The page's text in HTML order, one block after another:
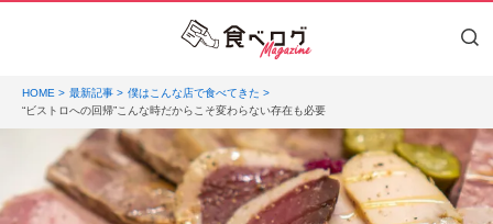
HOME 最新記事
僕はこんな店で食べてきた
“ビストロへの回帰”こんな時だからこそ変わらない存在も必要